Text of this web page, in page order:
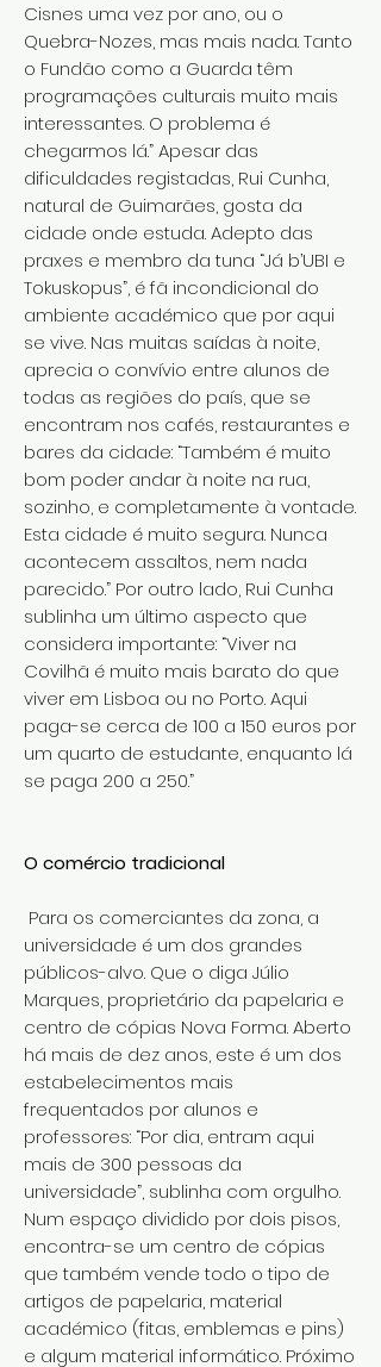
Cisnes uma vez por ano, ou o
Quebra-Nozes, mas mais nada. Tanto
o Fundão como a Guarda têm
programações culturais muito mais
interessantes. O problema é
chegarmos lá.” Apesar das
dificuldades registadas, Rui Cunha,
natural de Guimarães, gosta da
cidade onde estuda. Adepto das
praxes e membro da tuna “Já b’UBI e
Tokuskopus”, é fã incondicional do
ambiente académico que por aqui
se vive. Nas muitas saídas à noite,
aprecia o convívio entre alunos de
todas as regiões do país, que se
encontram nos cafés, restaurantes e
bares da cidade: “Também é muito
bom poder andar à noite na rua,
sozinho, e completamente à vontade.
Esta cidade é muito segura. Nunca
acontecem assaltos, nem nada
parecido.” Por outro lado, Rui Cunha
sublinha um último aspecto que
considera importante: “Viver na
Covilhã é muito mais barato do que
viver em Lisboa ou no Porto. Aqui
paga-se cerca de 100 a 150 euros por
um quarto de estudante, enquanto lá
se paga 200 a 250.”
O comércio tradicional
Para os comerciantes da zona, a
universidade é um dos grandes
públicos-alvo. Que o diga Júlio
Marques, proprietário da papelaria e
centro de cópias Nova Forma. Aberto
há mais de dez anos, este é um dos
estabelecimentos mais
frequentados por alunos e
professores: “Por dia, entram aqui
mais de 300 pessoas da
universidade”, sublinha com orgulho.
Num espaço dividido por dois pisos,
encontra-se um centro de cópias
que também vende todo o tipo de
artigos de papelaria, material
académico (fitas, emblemas e pins)
e algum material informático. Próximo